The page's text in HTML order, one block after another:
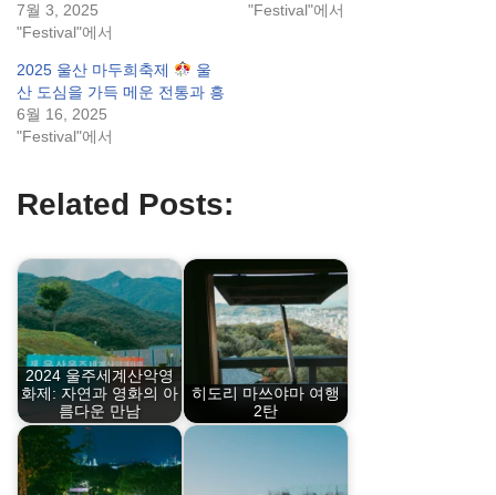
7월 3, 2025
"Festival"에서
"Festival"에서
2025 울산 마두희축제
울
산 도심을 가득 메운 전통과 흥
6월 16, 2025
"Festival"에서
Related Posts:
2024 울주세계산악영
화제: 자연과 영화의 아
름다운 만남
히도리 마쓰야마 여행
2탄